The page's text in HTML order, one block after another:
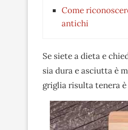
Come
antichi
Se siete a dieta e
sia dura e asciutta è
griglia risulta tenera è